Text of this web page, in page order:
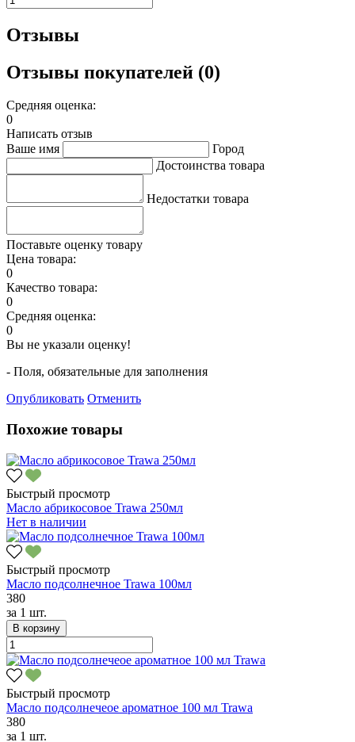
Отзывы
Отзывы покупателей (0)
Средняя оценка:
0
Написать отзыв
Ваше имя
Город
Достоинства товара
Недостатки товара
Поставьте оценку товару
Цена товара:
0
Качество товара:
0
Средняя оценка:
0
Вы не указали оценку!
- Поля, обязательные для заполнения
Опубликовать Отменить
Похожие товары
Быстрый просмотр
Масло абрикосовое Trawa 250мл
Нет в наличии
Быстрый просмотр
Масло подсолнечное Trawa 100мл
380
за 1 шт.
В корзину
Быстрый просмотр
Масло подсолнечеое ароматное 100 мл Trawa
380
за 1 шт.